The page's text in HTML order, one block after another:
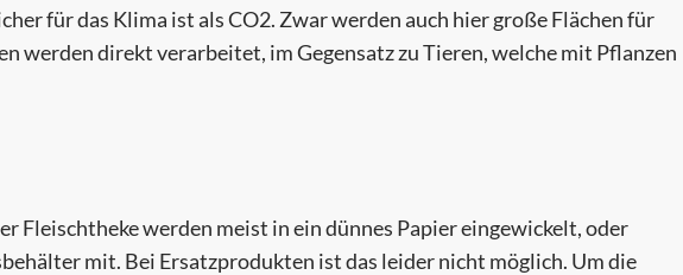
für das Klima ist als CO2. Zwar werden auch hier große Flächen für
werden direkt verarbeitet, im Gegensatz zu Tieren, welche mit Pflanzen
Fleischtheke werden meist in ein dünnes Papier eingewickelt, oder
mit. Bei Ersatzprodukten ist das leider nicht möglich. Um die